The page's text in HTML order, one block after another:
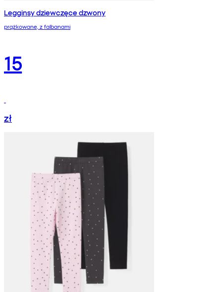
Legginsy dziewczęce dzwony
prążkowane, z falbanami
15
zł